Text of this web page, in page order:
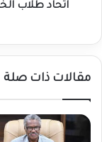
اتحاد طلاب
مقالات ذات صلة